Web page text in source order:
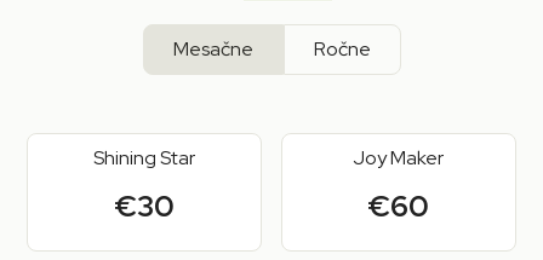
Mesačne Ročne
Shining Star
€30
Joy Maker
€60